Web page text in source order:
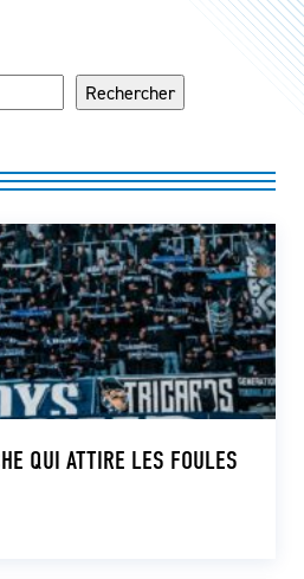
Rechercher
QUI ATTIRE LES FOULES